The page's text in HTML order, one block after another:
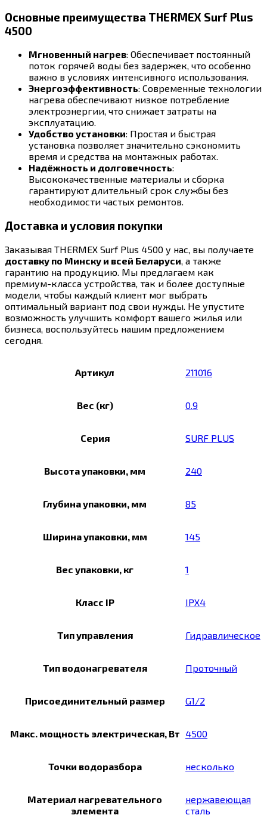
Основные преимущества THERMEX Surf Plus
4500
Мгновенный нагрев: Обеспечивает постоянный
поток горячей воды без задержек, что особенно
важно в условиях интенсивного использования.
Энергоэффективность: Современные технологии
нагрева обеспечивают низкое потребление
электроэнергии, что снижает затраты на
эксплуатацию.
Удобство установки: Простая и быстрая
установка позволяет значительно сэкономить
время и средства на монтажных работах.
Надёжность и долговечность:
Высококачественные материалы и сборка
гарантируют длительный срок службы без
необходимости частых ремонтов.
Доставка и условия покупки
Заказывая THERMEX Surf Plus 4500 у нас, вы получаете
доставку по Минску и всей Беларуси, а также
гарантию на продукцию. Мы предлагаем как
премиум-класса устройства, так и более доступные
модели, чтобы каждый клиент мог выбрать
оптимальный вариант под свои нужды. Не упустите
возможность улучшить комфорт вашего жилья или
бизнеса, воспользуйтесь нашим предложением
сегодня.
Артикул 211016
Вес (кг) 0.9
Серия SURF PLUS
Высота упаковки, мм 240
Глубина упаковки, мм 85
Ширина упаковки, мм 145
Вес упаковки, кг 1
Класс IP IPX4
Тип управления Гидравлическое
Тип водонагревателя Проточный
Присоединительный размер G1/2
Макс. мощность электрическая, Вт 4500
Точки водоразбора несколько
Материал нагревательного
элемента
нержавеющая
сталь